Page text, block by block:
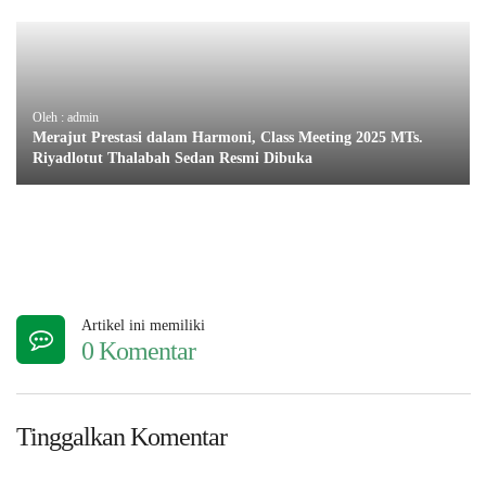
Oleh : admin
Merajut Prestasi dalam Harmoni, Class Meeting 2025 MTs.
Riyadlotut Thalabah Sedan Resmi Dibuka
Artikel ini memiliki
0 Komentar
Tinggalkan Komentar